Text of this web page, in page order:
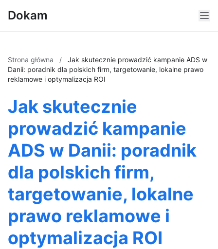
Dokam
Strona główna /
Jak skutecznie prowadzić kampanie ADS w
Danii: poradnik dla polskich firm, targetowanie, lokalne prawo
reklamowe i optymalizacja ROI
Jak skutecznie
prowadzić kampanie
ADS w Danii: poradnik
dla polskich firm,
targetowanie, lokalne
prawo reklamowe i
optymalizacja ROI